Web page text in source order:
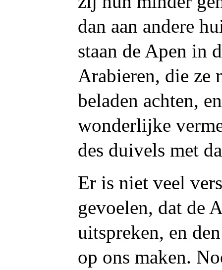
dan aan andere
staan de Apen in
Arabieren, die ze
beladen achten,
wonderlijke
des duivels met
Er is niet veel
gevoelen, dat de
uitspreken, en
op ons maken.